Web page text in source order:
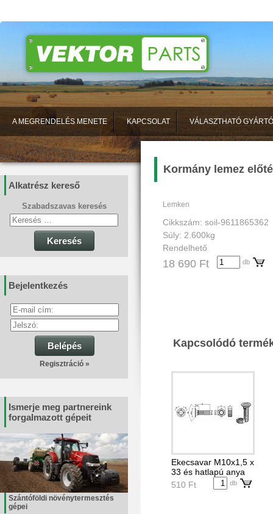
A MEGRENDELÉS MENETE KAPCSOLAT VÁLASZTHATÓ
Alkatrész kereső
Szabadszavas keresés
Keresés
Bejelentkezés
Belépés
Regisztráció »
Ismerje meg partnereink
forgalmazott gépeit
Szántóföldi növénytermesztés
gépei
Kormány lemez
Lemken
Cikkszám: soil-9611865362
Súly: 2.600kg
Rendelhető
18 690 Ft db
Kapcsolódó
Ekecsavar M10x1,5 x
33 és hatlapú anya
510 Ft
db